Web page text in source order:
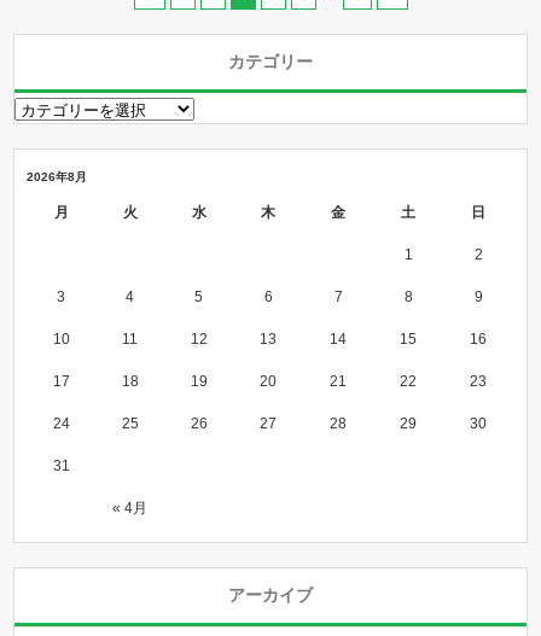
カテゴリー
2026年8月
月 火 水 木 金 土 日
« 4月
1 2
3 4 5 6 7 8 9
10 11 12 13 14 15 16
17 18 19 20 21 22 23
24 25 26 27 28 29 30
31
アーカイブ